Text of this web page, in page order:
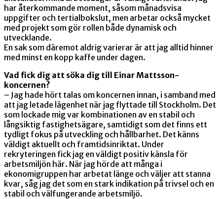
har återkommande moment, såsom månadsvisa
uppgifter och tertialbokslut, men arbetar också mycket
med projekt som gör rollen både dynamisk och
utvecklande.
En sak som däremot aldrig varierar är att jag alltid hinner
med minst en kopp kaffe under dagen.
Vad fick dig att söka dig till Einar Mattsson-
koncernen?
– Jag hade hört talas om koncernen innan, i samband med
att jag letade lägenhet när jag flyttade till Stockholm. Det
som lockade mig var kombinationen av en stabil och
långsiktig fastighetsägare, samtidigt som det finns ett
tydligt fokus på utveckling och hållbarhet. Det känns
väldigt aktuellt och framtidsinriktat. Under
rekryteringen fick jag en väldigt positiv känsla för
arbetsmiljön här. När jag hörde att många i
ekonomigruppen har arbetat länge och väljer att stanna
kvar, såg jag det som en stark indikation på trivsel och en
stabil och välfungerande arbetsmiljö.